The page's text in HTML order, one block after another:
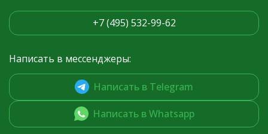
+7 (495) 532-99-62
Написать в мессенджеры:
Написать в Telegram
Написать в Whatsapp